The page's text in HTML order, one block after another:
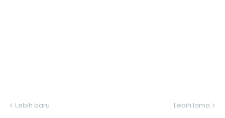
Lebih baru Lebih lama